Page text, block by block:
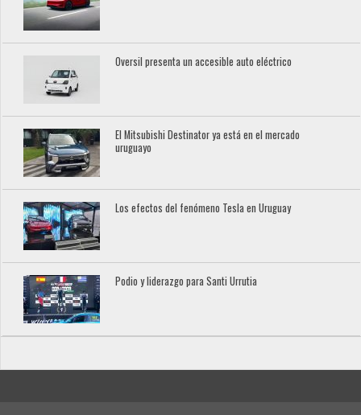
Oversil presenta un accesible auto eléctrico
El Mitsubishi Destinator ya está en el mercado
uruguayo
Los efectos del fenómeno Tesla en Uruguay
Podio y liderazgo para Santi Urrutia